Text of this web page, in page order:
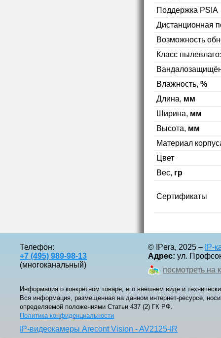
Поддержка PSIA
Дистанционная
Возможность
Класс
Влажность, %
Длина, мм
Ширина, мм
Высота, мм
Материал
Цвет
Вес, гр
Сертификаты
Телефон:
+7 (495) 989-98-13
(многоканальный)
© IPera, 2025 – IP-
Адрес: ул.
посмотреть на
Информация о конкретном товаре, его внешнем виде и
Вся информация, размещенная на данном интернет-ресурсе,
определяемой положениями Статьи 437 (2) ГК РФ.
Политика конфиденциальности
IP-видеокамеры Arecont Vision - AV2125-IR